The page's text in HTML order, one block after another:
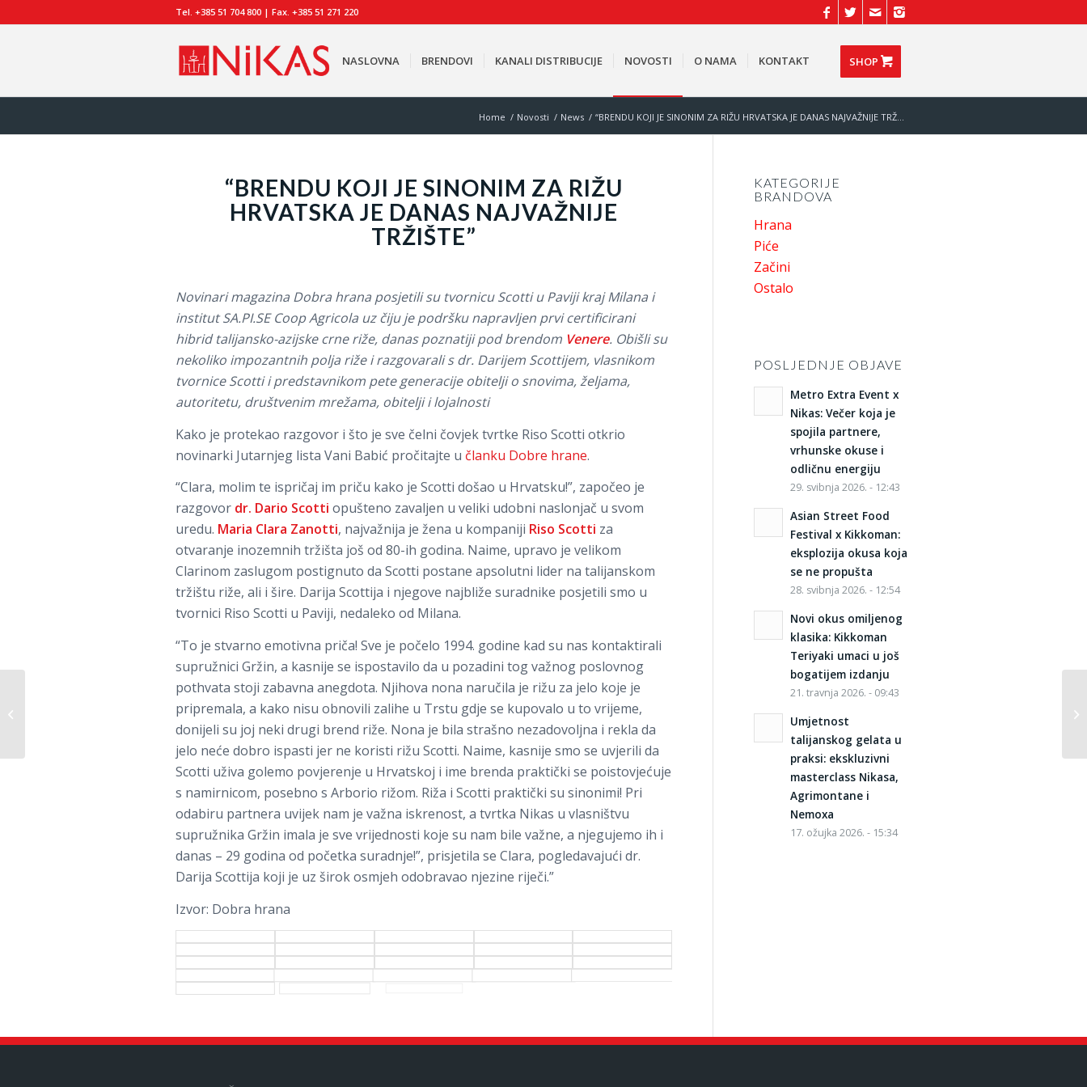
Tel. +385 51 704 800 | Fax. +385 51 271 220
NASLOVNA BRENDOVI KANALI DISTRIBUCIJE NOVOSTI O NAMA KONTAKT SHOP
Home / Novosti / News / “BRENDU KOJI JE SINONIM ZA RIŽU HRVATSKA JE DANAS NAJVAŽNIJE TRŽ...
“BRENDU KOJI JE SINONIM ZA RIŽU
HRVATSKA JE DANAS NAJVAŽNIJE
TRŽIŠTE”
Novinari magazina Dobra hrana posjetili su tvornicu Scotti u Paviji kraj Milana i
institut SA.PI.SE Coop Agricola uz čiju je podršku napravljen prvi certificirani
hibrid talijansko-azijske crne riže, danas poznatiji pod brendom Venere. Obišli su
nekoliko impozantnih polja riže i razgovarali s dr. Darijem Scottijem, vlasnikom
tvornice Scotti i predstavnikom pete generacije obitelji o snovima, željama,
autoritetu, društvenim mrežama, obitelji i lojalnosti
Kako je protekao razgovor i što je sve čelni čovjek tvrtke Riso Scotti otkrio
novinarki Jutarnjeg lista Vani Babić pročitajte u članku Dobre hrane.
“Clara, molim te ispričaj im priču kako je Scotti došao u Hrvatsku!”, započeo je
razgovor dr. Dario Scotti opušteno zavaljen u veliki udobni naslonjač u svom
uredu. Maria Clara Zanotti, najvažnija je žena u kompaniji Riso Scotti za
otvaranje inozemnih tržišta još od 80-ih godina. Naime, upravo je velikom
Clarinom zaslugom postignuto da Scotti postane apsolutni lider na talijanskom
tržištu riže, ali i šire. Darija Scottija i njegove najbliže suradnike posjetili smo u
tvornici Riso Scotti u Paviji, nedaleko od Milana.
“To je stvarno emotivna priča! Sve je počelo 1994. godine kad su nas kontaktirali
supružnici Gržin, a kasnije se ispostavilo da u pozadini tog važnog poslovnog
pothvata stoji zabavna anegdota. Njihova nona naručila je rižu za jelo koje je
pripremala, a kako nisu obnovili zalihe u Trstu gdje se kupovalo u to vrijeme,
donijeli su joj neki drugi brend riže. Nona je bila strašno nezadovoljna i rekla da
jelo neće dobro ispasti jer ne koristi rižu Scotti. Naime, kasnije smo se uvjerili da
Scotti uživa golemo povjerenje u Hrvatskoj i ime brenda praktički se poistovjećuje
s namirnicom, posebno s Arborio rižom. Riža i Scotti praktički su sinonimi! Pri
odabiru partnera uvijek nam je važna iskrenost, a tvrtka Nikas u vlasništvu
supružnika Gržin imala je sve vrijednosti koje su nam bile važne, a njegujemo ih i
danas – 29 godina od početka suradnje!”, prisjetila se Clara, pogledavajući dr.
Darija Scottija koji je uz širok osmjeh odobravao njezine riječi.”
Izvor: Dobra hrana
KATEGORIJE
BRANDOVA
Hrana
Piće
Začini
Ostalo
POSLJEDNJE OBJAVE
Metro Extra Event x
Nikas: Večer koja je
spojila partnere,
vrhunske okuse i
odličnu energiju
29. svibnja 2026. - 12:43
Asian Street Food
Festival x Kikkoman:
eksplozija okusa koja
se ne propušta
28. svibnja 2026. - 12:54
Novi okus omiljenog
klasika: Kikkoman
Teriyaki umaci u još
bogatijem izdanju
21. travnja 2026. - 09:43
Umjetnost
talijanskog gelata u
praksi: ekskluzivni
masterclass Nikasa,
Agrimontane i
Nemoxa
17. ožujka 2026. - 15:34